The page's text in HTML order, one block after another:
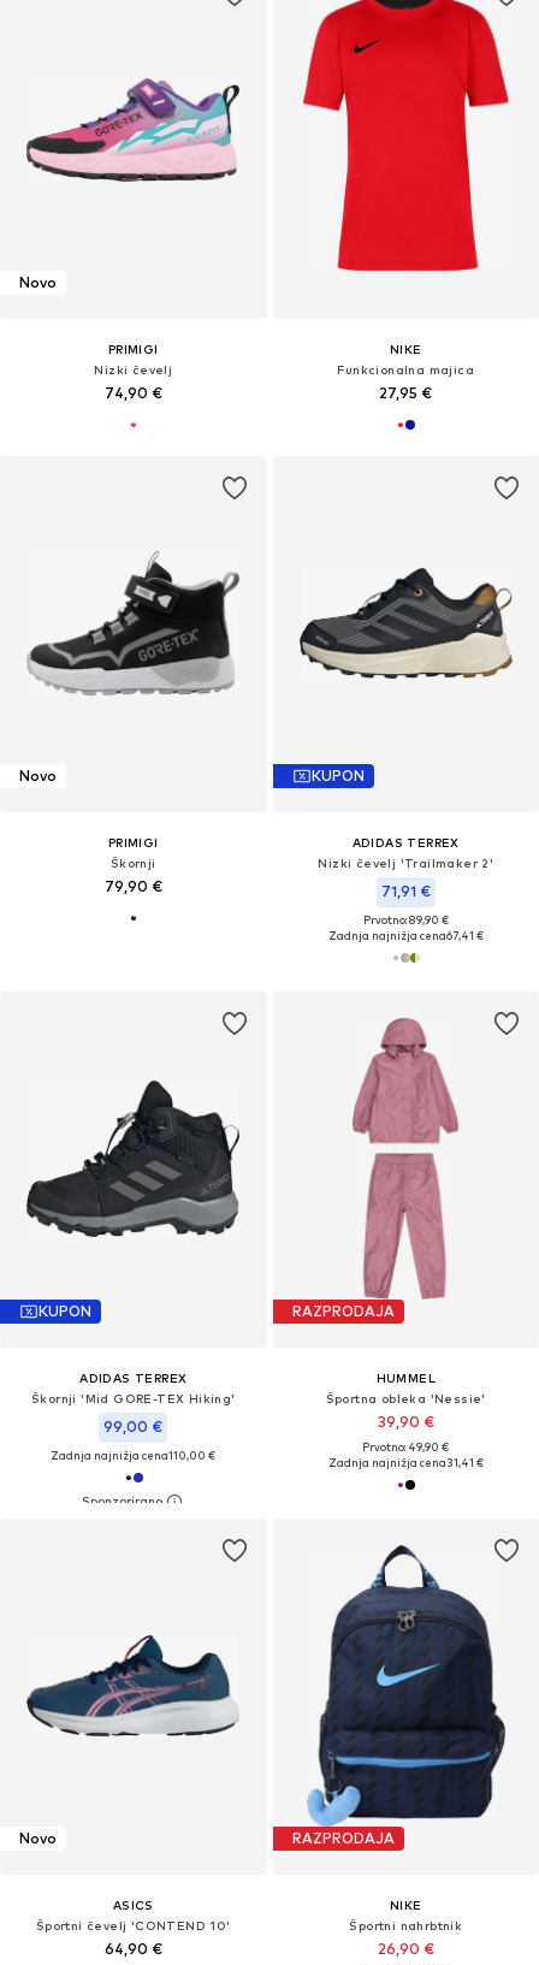
Novo
PRIMIGI
Nizki čevelj
74,90 €
NIKE
Funkcionalna majica
27,95 €
Novo
PRIMIGI
Škornji
79,90 €
KUPON
ADIDAS TERREX
Nizki čevelj 'Trailmaker 2'
71,91 €
Prvotno: 89,90 €
Zadnja najnižja cena67,41 €
KUPON
ADIDAS TERREX
Škornji 'Mid GORE-TEX Hiking'
99,00 €
Zadnja najnižja cena110,00 €
RAZPRODAJA
HUMMEL
Športna obleka 'Nessie'
39,90 €
Prvotno: 49,90 €
Zadnja najnižja cena31,41 €
Novo
ASICS
Športni čevelj 'CONTEND 10'
64,90 €
RAZPRODAJA
NIKE
Športni nahrbtnik
26,90 €